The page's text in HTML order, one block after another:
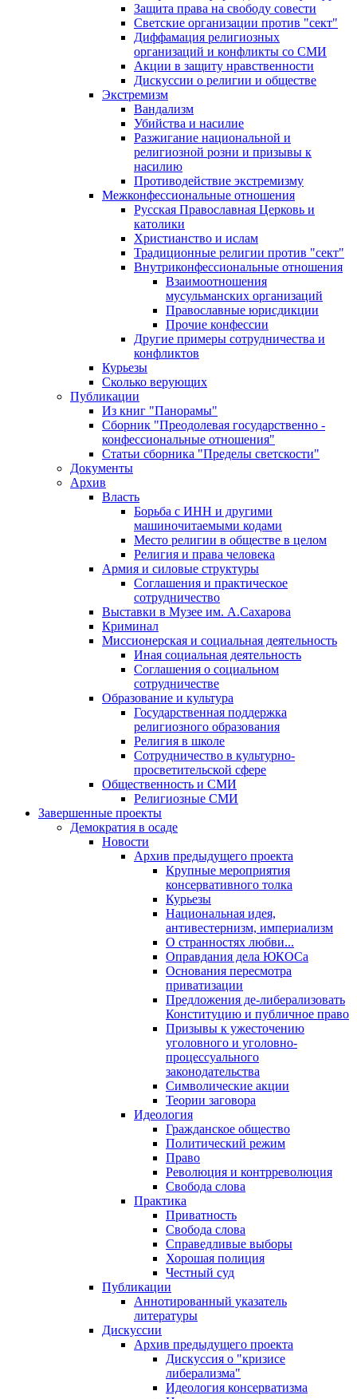
Защита права на свободу совести
Светские организации против "сект"
Диффамация религиозных
организаций и конфликты со СМИ
Акции в защиту нравственности
Дискуссии о религии и обществе
Экстремизм
Вандализм
Убийства и насилие
Разжигание национальной и
религиозной розни и призывы к
насилию
Противодействие экстремизму
Межконфессиональные отношения
Русская Православная Церковь и
католики
Христианство и ислам
Традиционные религии против "сект"
Внутриконфессиональные отношения
Взаимоотношения
мусульманских организаций
Православные юрисдикции
Прочие конфессии
Другие примеры сотрудничества и
конфликтов
Курьезы
Сколько верующих
Публикации
Из книг "Панорамы"
Сборник "Преодолевая государственно -
конфессиональные отношения"
Статьи сборника "Пределы светскости"
Документы
Архив
Власть
Борьба с ИНН и другими
машиночитаемыми кодами
Место религии в обществе в целом
Религия и права человека
Армия и силовые структуры
Соглашения и практическое
сотрудничество
Выставки в Музее им. А.Сахарова
Криминал
Миссионерская и социальная деятельность
Иная социальная деятельность
Соглашения о социальном
сотрудничестве
Образование и культура
Государственная поддержка
религиозного образования
Религия в школе
Сотрудничество в культурно-
просветительской сфере
Общественность и СМИ
Религиозные СМИ
Завершенные проекты
Демократия в осаде
Новости
Архив предыдущего проекта
Крупные мероприятия
консервативного толка
Курьезы
Национальная идея,
антивестернизм, империализм
О странностях любви...
Оправдания дела ЮКОСа
Основания пересмотра
приватизации
Предложения де-либерализовать
Конституцию и публичное право
Призывы к ужесточению
уголовного и уголовно-
процессуального
законодательства
Символические акции
Теории заговора
Идеология
Гражданское общество
Политический режим
Право
Революция и контрреволюция
Свобода слова
Практика
Приватность
Свобода слова
Справедливые выборы
Хорошая полиция
Честный суд
Публикации
Аннотированный указатель
литературы
Дискуссии
Архив предыдущего проекта
Дискуссия о "кризисе
либерализма"
Идеология консерватизма